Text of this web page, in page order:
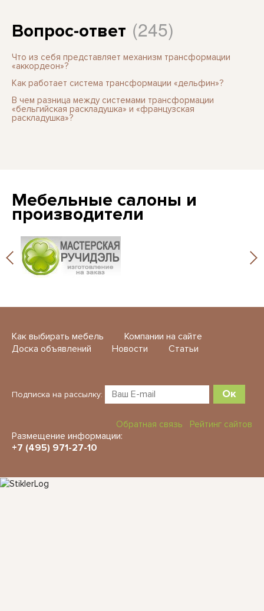
Вопрос-ответ (245)
Что из себя представляет механизм трансформации
«аккордеон»?
Как работает система трансформации «дельфин»?
В чем разница между системами трансформации
«бельгийская раскладушка» и «французская
раскладушка»?
Мебельные салоны и
производители
Как выбирать мебель
Компании на сайте
Доска объявлений
Новости Статьи
Подписка на рассылку: Ок
Обратная связь Рейтинг сайтов
Размещение информации:
+7 (495) 971-27-10